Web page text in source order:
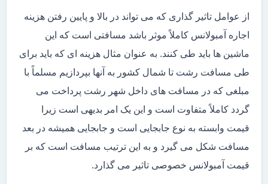
از عوامل تاثیر گذاری که می تواند در بالا و پایین رفتن هزینه
اجاره آمبولانس کاملاً موثر باشد مسافتی است که این
ماشین ها باید طی کنند. به عنوان مثال هزینه ای که باید برای
طی مسافت رشت تا شمال کشور به آنها بپردازیم مسلماً با
مبلغی که در مسافت های داخل شهر رشت پرداخت می
گردد کاملاً متفاوت است و این یک امر بدیهی است زیرا
قیمت وابسته به نوع جابجایی است و جابجایی همیشه در بعد
مسافت شکل می گیرد و به این ترتیب مسافت است که بر
قیمت آمبولانس خصوصی تاثیر می گذارد.